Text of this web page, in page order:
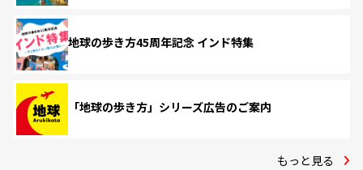
地球の歩き方45周年記念 インド特集
「地球の歩き方」シリーズ広告のご案内
もっと見る